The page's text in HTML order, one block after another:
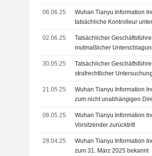
06.06.25
Wuhan Tianyu Information
tatsächliche Kontrolleur
02.06.25
Tatsächlicher
mutmaßlicher
30.05.25
Tatsächlicher
strafrechtlicher Untersuchung
21.05.25
Wuhan Tianyu Information
zum nicht unabhängigen
08.05.25
Wuhan Tianyu Information
Vorsitzender zurücktritt
28.04.25
Wuhan Tianyu Information
zum 31. März 2025 bekannt